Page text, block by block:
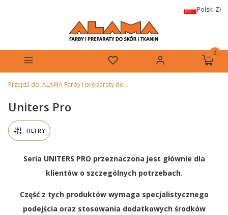
Polski Zł
Menu Ulubione Zaloguj się Koszyk
Przejdź do: ALAMA Farby i preparaty do skór i tkanin
Uniters Pro
FILTRY
Seria UNITERS PRO przeznaczona jest głównie dla
klientów o szczególnych potrzebach.
Część z tych produktów wymaga specjalistycznego
podejścia oraz stosowania dodatkowych środków